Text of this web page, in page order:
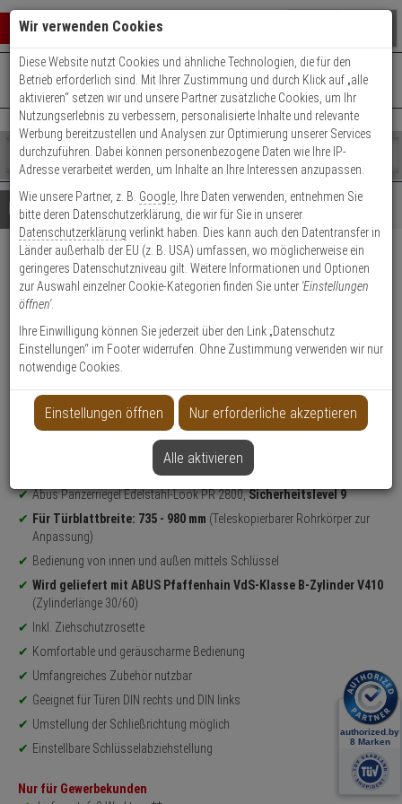
Warenkorb schließen
0 ARTIKEL IM WARENKORB
Ihr Warenkorb ist momentan leer.
Ergebnisse ()
Fertig
Shop
durchsuchen
Bitte
geben
Sie
mindestens
Zeichen
ein,
um
Suche
Es
wurde
noch
Kategorien
Suche
gestartet
+49 (0)821 899 493-0Mo. - Do.: 8:00 - 16:30 | Fr.: 8:00 - 14:00 Uhr
Kontaktservice nutzen
Details Beratung
Abus PR2800 ER L1
Panzerriegelschloss + Zylinder
Produktmerkmale
Datenblatt drucken
Weitere Varianten...
Wohnungs- & Haustür
über die gesamte Breite
Abus Panzerriegel Edelstahl-Look PR 2800,Sicherheitslevel 9
Für Türblattbreite: 735 - 980 mm (Teleskopierbarer Rohrkörper zur
Anpassung)
Bedienung von innen und außen mittels Schlüssel
Wird geliefert mit ABUS Pfaffenhain VdS-Klasse B-Zylinder V410
(Zylinderlänge 30/60)
Inkl. Ziehschutzrosette
Komfortable und geräuscharme Bedienung
Umfangreiches Zubehör nutzbar
Geeignet für Türen DIN rechts und DIN links
Umstellung der Schließrichtung möglich
Einstellbare Schlüsselabziehstellung
Nur für Gewerbekunden
Wir verwenden Cookies
Diese Website nutzt Cookies und ähnliche Technologien, die für den
Betrieb erforderlich sind. Mit Ihrer Zustimmung und durch Klick auf „alle
aktivieren“ setzen wir und unsere Partner zusätzliche Cookies, um Ihr
Nutzungserlebnis zu verbessern, personalisierte Inhalte und relevante
Werbung bereitzustellen und Analysen zur Optimierung unserer Services
durchzuführen. Dabei können personenbezogene Daten wie Ihre IP-
Adresse verarbeitet werden, um Inhalte an Ihre Interessen anzupassen.
Wie unsere Partner, z. B. Google , Ihre Daten verwenden, entnehmen Sie
bitte deren Datenschutzerklärung, die wir für Sie in unserer
Datenschutzerklärung verlinkt haben. Dies kann auch den Datentransfer in
Länder außerhalb der EU (z. B. USA) umfassen, wo möglicherweise ein
geringeres Datenschutzniveau gilt. Weitere Informationen und Optionen
zur Auswahl einzelner Cookie-Kategorien finden Sie unter 'Einstellungen
öffnen'.
Ihre Einwilligung können Sie jederzeit über den Link „Datenschutz
Einstellungen“ im Footer widerrufen. Ohne Zustimmung verwenden wir nur
notwendige Cookies.
Einstellungen öffnen Nur erforderliche akzeptieren
Alle aktivieren